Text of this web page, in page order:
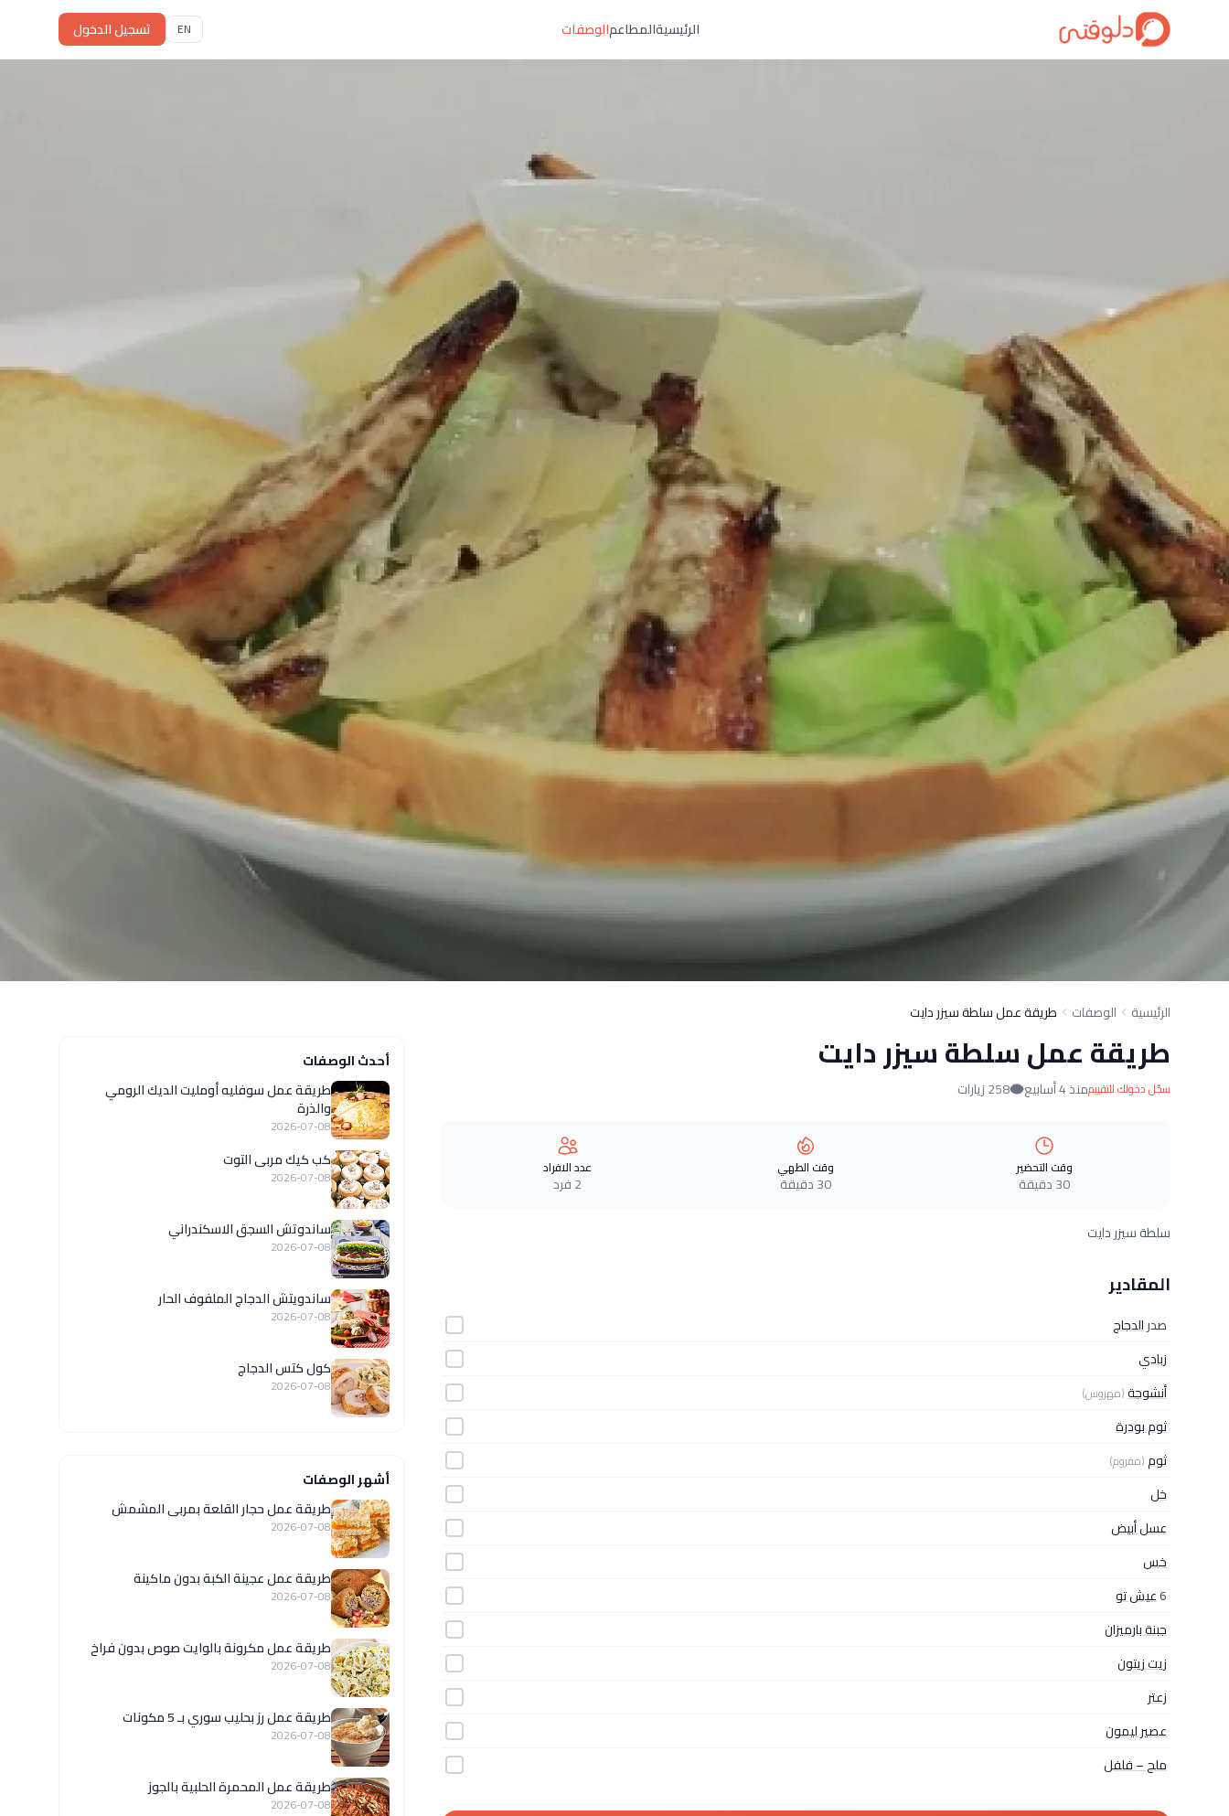
الرئيسيةالمطاعمالوصفات EN تسجيل الدخول
الرئيسية الوصفات طريقة عمل سلطة سيزر دايت
طريقة عمل سلطة سيزر دايت
سجّل دخولك للتقييممنذ 4 أسابيع 258 زيارات
وقت التحضير
30 دقيقة
وقت الطهي
30 دقيقة
عدد الافراد
2 فرد
سلطة سيزر دايت
المقادير
صدرالدجاج
زبادي
أنشوجة(مهروس)
ثوم بودرة
ثوم(مفروم)
خل
عسل أبيض
خس
6عيش تو
جبنة بارميزان
زيت زيتون
زعتر
عصير ليمون
ملح – فلفل
أحدث الوصفات
طريقة عمل سوفليه أومليت الديك الرومي
والذرة
2026-07-08
كب كيك مربى التوت
2026-07-08
ساندوتش السجق الاسكندراني
2026-07-08
ساندويتش الدجاج الملفوف الحار
2026-07-08
كول كتس الدجاج
2026-07-08
أشهر الوصفات
طريقة عمل حجار القلعة بمربى المشمش
2026-07-08
طريقة عمل عجينة الكبة بدون ماكينة
2026-07-08
طريقة عمل مكرونة بالوايت صوص بدون فراخ
2026-07-08
طريقة عمل رز بحليب سوري بـ 5 مكونات
2026-07-08
طريقة عمل المحمرة الحلبية بالجوز
2026-07-08